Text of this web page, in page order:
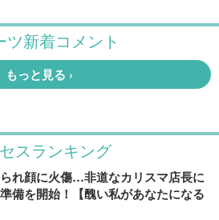
スランキング
れ顔に火傷…非道なカリスマ店長に
備を開始！【醜い私があなたになる